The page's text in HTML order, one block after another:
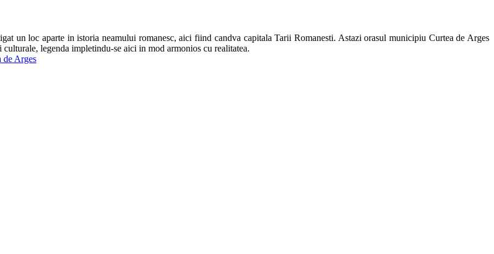
un loc aparte in istoria neamului romanesc, aici fiind candva capitala Tarii Romanesti. Astazi orasul municipiu Curtea de Arges
legenda impletindu-se aici in mod armonios cu realitatea.